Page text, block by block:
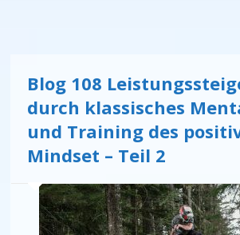
Blog 108
durch klassisches
und Training des
Mindset – Teil 2